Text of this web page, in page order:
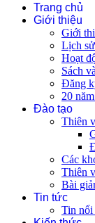
Trang chủ
Giới thiệu
Giới
Lịch
Hoạt
Sách
Đăng
20
Đào tạo
Thiên
Các
Thiên
Bài
Tin tức
Tin nổi